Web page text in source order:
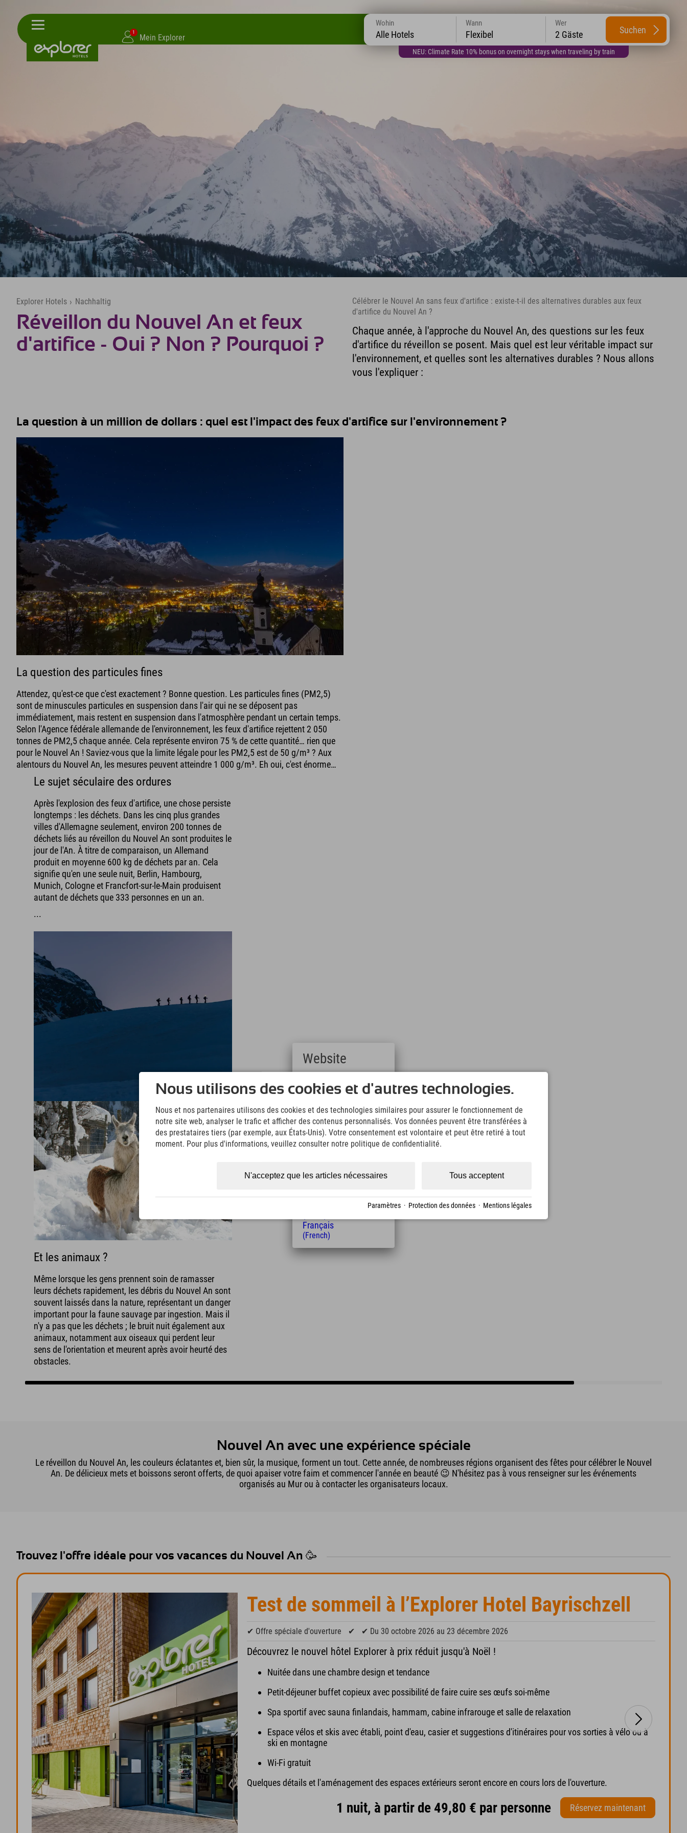
1
Mein Explorer
NEU: Climate Rate 10% bonus on overnight stays when traveling by train
Wohin
Alle Hotels
Wann
Flexibel
Wer
2 Gäste Suchen
Explorer Hotels › Nachhaltig
Réveillon du Nouvel An et feux
d'artifice - Oui ? Non ? Pourquoi ?
Célébrer le Nouvel An sans feux d'artifice : existe-t-il des alternatives durables aux feux
d'artifice du Nouvel An ?
Chaque année, à l'approche du Nouvel An, des questions sur les feux
d'artifice du réveillon se posent. Mais quel est leur véritable impact sur
l'environnement, et quelles sont les alternatives durables ? Nous allons
vous l'expliquer :
La question à un million de dollars : quel est l'impact des feux d'artifice sur l'environnement ?
La question des particules fines
Attendez, qu'est-ce que c'est exactement ? Bonne question. Les particules fines (PM2,5)
sont de minuscules particules en suspension dans l'air qui ne se déposent pas
immédiatement, mais restent en suspension dans l'atmosphère pendant un certain temps.
Selon l'Agence fédérale allemande de l'environnement, les feux d'artifice rejettent 2 050
tonnes de PM2,5 chaque année. Cela représente environ 75 % de cette quantité… rien que
pour le Nouvel An ! Saviez-vous que la limite légale pour les PM2,5 est de 50 g/m³ ? Aux
alentours du Nouvel An, les mesures peuvent atteindre 1 000 g/m³. Eh oui, c'est énorme…
Le sujet séculaire des ordures
Après l'explosion des feux d'artifice, une chose persiste
longtemps : les déchets. Dans les cinq plus grandes
villes d'Allemagne seulement, environ 200 tonnes de
déchets liés au réveillon du Nouvel An sont produites le
jour de l'An. À titre de comparaison, un Allemand
produit en moyenne 600 kg de déchets par an. Cela
signifie qu'en une seule nuit, Berlin, Hambourg,
Munich, Cologne et Francfort-sur-le-Main produisent
autant de déchets que 333 personnes en un an.
...
Et les animaux ?
Même lorsque les gens prennent soin de ramasser
leurs déchets rapidement, les débris du Nouvel An sont
souvent laissés dans la nature, représentant un danger
important pour la faune sauvage par ingestion. Mais il
n'y a pas que les déchets ; le bruit nuit également aux
animaux, notamment aux oiseaux qui perdent leur
sens de l'orientation et meurent après avoir heurté des
obstacles.
Nouvel An avec une expérience spéciale
Le réveillon du Nouvel An, les couleurs éclatantes et, bien sûr, la musique, forment un tout. Cette année, de nombreuses régions organisent des fêtes pour célébrer le Nouvel
An. De délicieux mets et boissons seront offerts, de quoi apaiser votre faim et commencer l'année en beauté 😉 N'hésitez pas à vous renseigner sur les événements
organisés au Mur ou à contacter les organisateurs locaux.
Trouvez l'offre idéale pour vos vacances du Nouvel An 🥳
Test de sommeil à l’Explorer Hotel Bayrischzell
✔ Offre spéciale d'ouverture ✔ ✔ Du 30 octobre 2026 au 23 décembre 2026
Découvrez le nouvel hôtel Explorer à prix réduit jusqu'à Noël !
Nuitée dans une chambre design et tendance
Petit-déjeuner buffet copieux avec possibilité de faire cuire ses œufs soi-même
Spa sportif avec sauna finlandais, hammam, cabine infrarouge et salle de relaxation
Espace vélos et skis avec établi, point d'eau, casier et suggestions d'itinéraires pour vos sorties à vélo ou à
ski en montagne
Wi-Fi gratuit
Quelques détails et l'aménagement des espaces extérieurs seront encore en cours lors de l'ouverture.
1 nuit, à partir de 49,80 € par personne Réservez maintenant
Nous utilisons des cookies et d'autres technologies.
Nous et nos partenaires utilisons des cookies et des technologies similaires pour assurer le fonctionnement de
notre site web, analyser le trafic et afficher des contenus personnalisés. Vos données peuvent être transférées à
des prestataires tiers (par exemple, aux États-Unis). Votre consentement est volontaire et peut être retiré à tout
moment. Pour plus d'informations, veuillez consulter notre politique de confidentialité.
Tous acceptent
N'acceptez que les articles nécessaires
Paramètres · Protection des données · Mentions légales
Website
Deutsch
(German)
(English)
Italiano
(Italian)
Čeština
(Polish)
(Hungarian)
Français
(French)